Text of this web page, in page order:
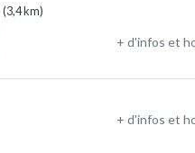
(3,4 km)
+ d'infos et
+ d'infos et